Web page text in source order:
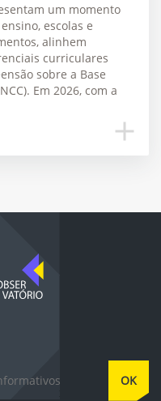
um momento
escolas e
alinhem
curriculares
sobre a Base
Em 2026, com a
OK